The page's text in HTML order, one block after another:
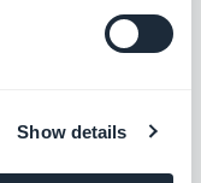
Show details